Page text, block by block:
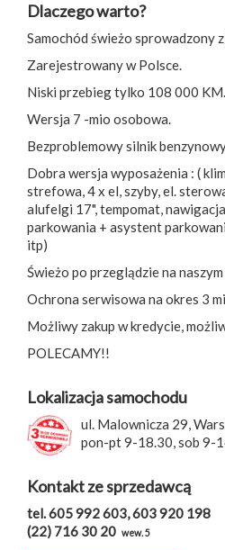
Dlaczego warto?
Samochód świeżo sprowadzony
Zarejestrowany w Polsce.
Niski przebieg tylko 108 000 KM.
Wersja 7 -mio osobowa.
Bezproblemowy silnik
Dobra wersja wyposażenia : (
strefowa, 4 x el, szyby, el.
alufelgi 17", tempomat,
parkowania + asystent
itp)
Świeżo po przeglądzie na
Ochrona serwisowa na okres 3
Możliwy zakup w kredycie,
POLECAMY!!
Lokalizacja samochodu
ul. Malownicza 29,
pon-pt 9-18.30, sob 9-
Kontakt ze sprzedawcą
tel. 605 992 603, 603 920 198
(22) 716 30 20 wew. 5